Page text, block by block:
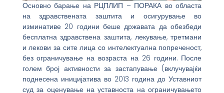
Основно барање на РЦПЛИП – ПОРАКА во областа
на здравствената заштита и осигурување во
изминативе 20 години беше државата да обезбеди
бесплатна здравствена заштита, лекување, третмани
и лекови за сите лица со интелектуална попреченост,
без ограничување на возраста на 26 години. После
голем број активности за застапување (вклучувајќи
поднесена иницијатива во 2013 година до Уставниот
суд за оценување на уставноста на ограничувањето